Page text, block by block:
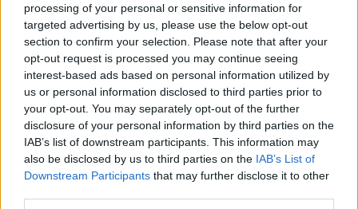
processing of your personal or sensitive information for
targeted advertising by us, please use the below opt-out
section to confirm your selection. Please note that after your
opt-out request is processed you may continue seeing
interest-based ads based on personal information utilized by
us or personal information disclosed to third parties prior to
your opt-out. You may separately opt-out of the further
disclosure of your personal information by third parties on the
IAB’s list of downstream participants. This information may
also be disclosed by us to third parties on the IAB’s List of
Downstream Participants that may further disclose it to other
Mαραθώνιος Δρόμος 42 χλμ. - άτομα 20 ετών και
άνω (Κυριακή 8 Νοεμβρίου 2026 -γεννημένοι/ες το
2006 και ανω) / έναρξη 8:30πμ
Αγώνας Δρόμου 10 χλμ
. - άτομα 15 ετών και άνω
(Κυριακή 8 Νοεμβρίου 2026 -γεννημένοι/ες το
2011 και ανω) / έναρξη 8:00πμ
Αγώνας Δρόμου 5 χλμ.- άτομα 12 ετών και άνω
(Σάββατο 7 Νοεμβρίου 2026 - γεννημένοι/ες το
2014 και ανω) / έναρξη 5:00μμ